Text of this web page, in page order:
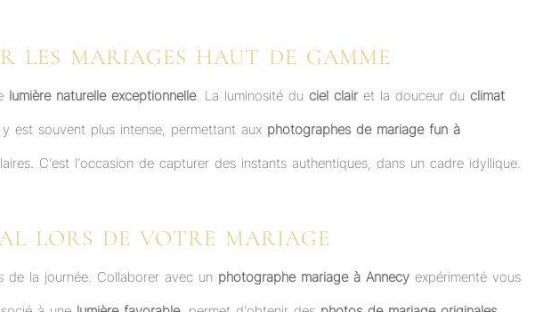
LES MARIAGES HAUT DE GAMME
lumière naturelle exceptionnelle. La luminosité du ciel clairet la douceur du climat
est souvent plus intense, permettant aux photographes de mariage fun à
C’est l’occasion de capturer des instants authentiques, dans un cadre idyllique.
LORS DE VOTRE MARIAGE
la journée. Collaborer avec un photographe mariage à Annecyexpérimenté vous